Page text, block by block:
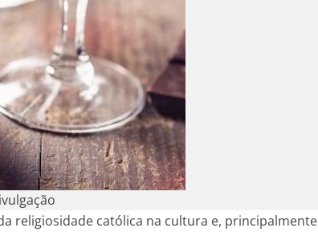
religiosidade católica na cultura e,